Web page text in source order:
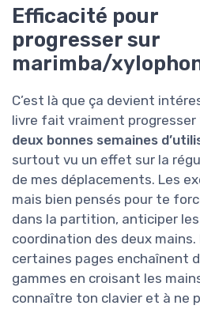
Efficacité pour
progresser sur
marimba/
C’est là que ça devient
livre fait vraiment progresser
deux bonnes semaines
surtout vu un effet sur la
de mes déplacements. Les
mais bien pensés pour te
dans la partition, anticiper
coordination des deux mains.
certaines pages enchaînent
gammes en croisant les
connaître ton clavier et à ne